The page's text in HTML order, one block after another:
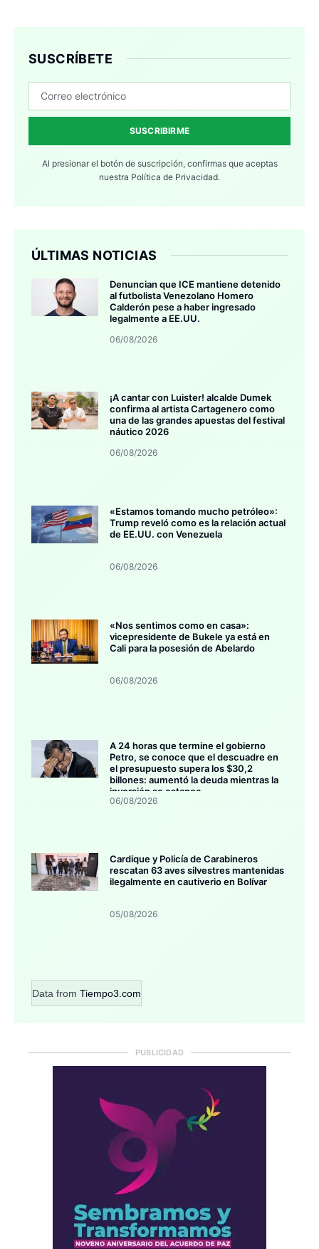
SUSCRÍBETE
SUSCRIBIRME
Al presionar el botón de suscripción, confirmas que aceptas
nuestra Política de Privacidad.
ÚLTIMAS NOTICIAS
Denuncian que ICE mantiene detenido
al futbolista Venezolano Homero
Calderón pese a haber ingresado
legalmente a EE.UU.
06/08/2026
¡A cantar con Luister! alcalde Dumek
confirma al artista Cartagenero como
una de las grandes apuestas del festival
náutico 2026
06/08/2026
«Estamos tomando mucho petróleo»:
Trump reveló como es la relación actual
de EE.UU. con Venezuela
06/08/2026
«Nos sentimos como en casa»:
vicepresidente de Bukele ya está en
Cali para la posesión de Abelardo
06/08/2026
A 24 horas que termine el gobierno
Petro, se conoce que el descuadre en
el presupuesto supera los $30,2
billones: aumentó la deuda mientras la
inversión se estanca
06/08/2026
Cardique y Policía de Carabineros
rescatan 63 aves silvestres mantenidas
ilegalmente en cautiverio en Bolívar
05/08/2026
Data from Tiempo3.com
PUBLICIDAD